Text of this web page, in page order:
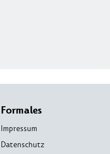
Formales
Impressum
Datenschutz